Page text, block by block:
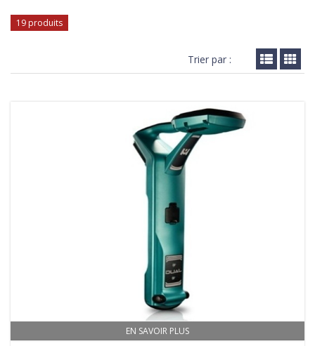
19 produits
Trier par :
EN SAVOIR PLUS